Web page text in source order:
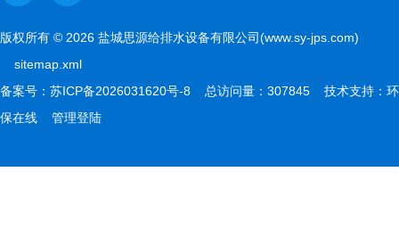
版权所有 © 2026 盐城思源给排水设备有限公司(www.sy-jps.com)
sitemap.xml
备案号： 苏ICP备2026031620号-8 总访问量：307845 技术支持： 环
保在线
管理登陆